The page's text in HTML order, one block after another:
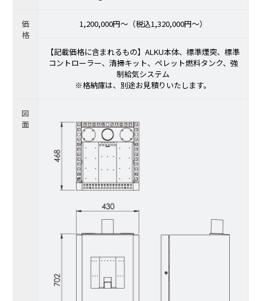
価
格
1,200,000円〜（税込1,320,000円〜）
【記載価格に含まれるもの】ALKU本体、標準煙突、標準
コントローラー、清掃キット、ペレット燃料タンク、強
制給気システム
※格納庫は、別途お見積りいたします。
図
面